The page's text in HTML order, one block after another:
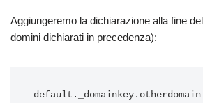
Aggiungeremo la dichiarazione alla fine
domini dichiarati in precedenza):